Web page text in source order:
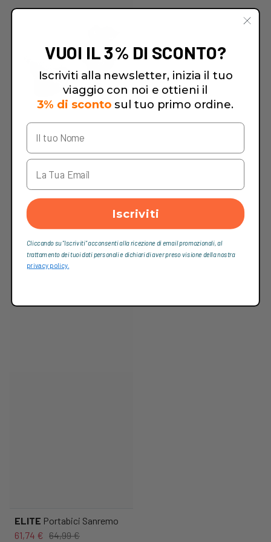
ELITE Portabici Sanremo
61,74 € 64,99 €
VUOI IL 3% DI SCONTO?
Iscriviti alla newsletter, inizia il tuo
viaggio con noi e ottieni il
3% di sconto sul tuo primo ordine.
Iscriviti
Cliccando su “Iscriviti“ acconsenti alla ricezione di email promozionali, al
trattamento dei tuoi dati personali e dichiari di aver preso visione della nostra
privacy policy.